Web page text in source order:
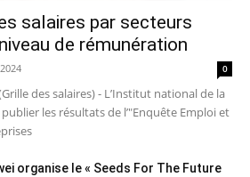
salaires par secteurs
de rémunération
0
des salaires) - L’Institut national de la
les résultats de l’"Enquête Emploi et
organise le « Seeds For The Future